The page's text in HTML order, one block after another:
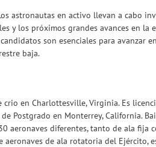
astronautas en activo llevan a cabo
y los próximos grandes avances en la
son esenciales para avanzar
baja.
en Charlottesville, Virginia. Es
Postgrado en Monterrey, California.
aeronaves diferentes, tanto de ala fija
de ala rotatoria del Ejército,